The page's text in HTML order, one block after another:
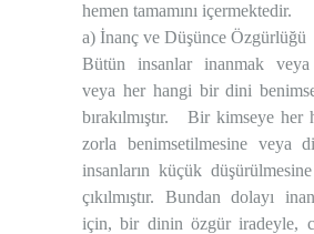
hemen tamamını içermektedir.
a) İnanç ve Düşünce Özgürlüğü
Bütün insanlar inanmak veya
veya her hangi bir dini
bırakılmıştır. Bir kimseye her
zorla benimsetilmesine veya
insanların küçük
çıkılmıştır. Bundan dolayı
için, bir dinin özgür iradeyle,